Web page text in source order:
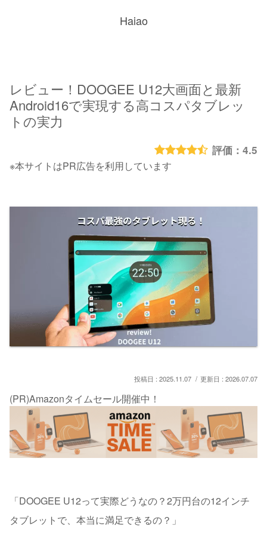
Haiao
レビュー！DOOGEE U12大画面と最新
Android16で実現する高コスパタブレッ
トの実力
4.5
※本サイトはPR広告を利用しています
2025.11.07 2026.07.07
(PR)Amazonタイムセール開催中！
「DOOGEE U12って実際どうなの？2万円台の12インチ
タブレットで、本当に満足できるの？」